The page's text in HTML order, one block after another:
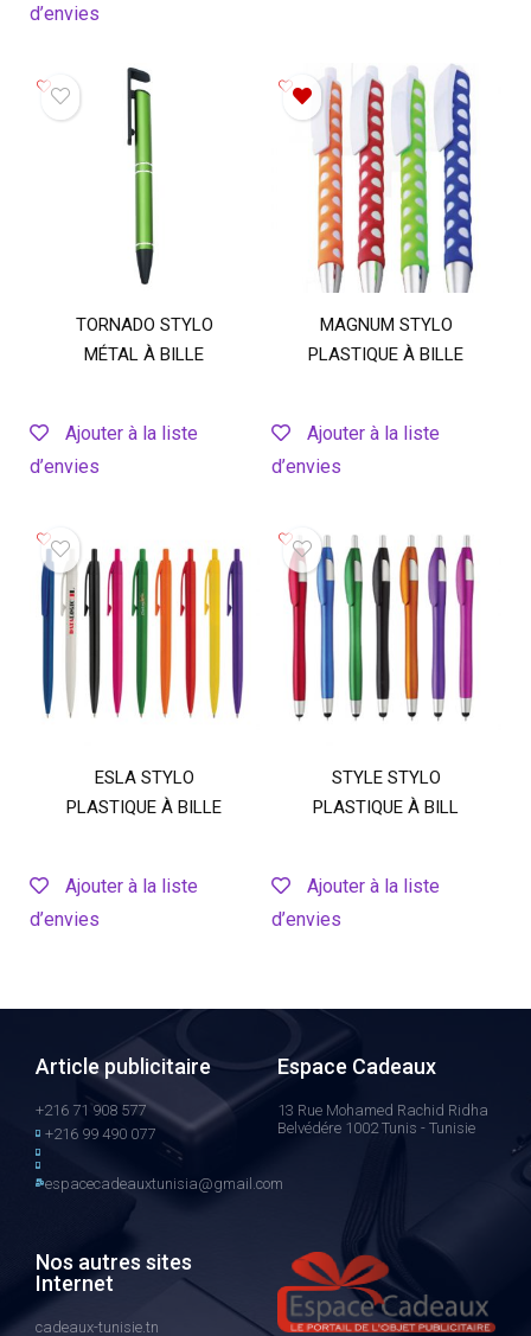
d’envies
TORNADO STYLO
MÉTAL À BILLE
Ajouter à la liste
d’envies
MAGNUM STYLO
PLASTIQUE À BILLE
Ajouter à la liste
d’envies
ESLA STYLO
PLASTIQUE À BILLE
Ajouter à la liste
d’envies
STYLE STYLO
PLASTIQUE À BILL
Ajouter à la liste
d’envies
Article publicitaire
+216 71 908 577
+216 99 490 077
espacecadeauxtunisia@gmail.com
Espace Cadeaux
13 Rue Mohamed Rachid Ridha
Belvédére 1002 Tunis - Tunisie
Nos autres sites
Internet
cadeaux-tunisie.tn